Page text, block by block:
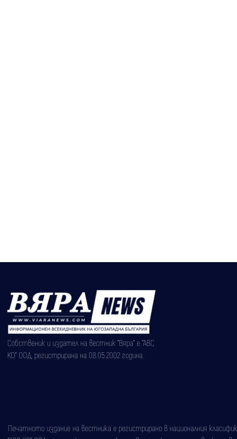
Собственик и издател на вестник "Вяра" е "АВС
КО" ООД, регистрирана на 08.05.2002 година.
Печатното издание на вестника е регистрирано в националния